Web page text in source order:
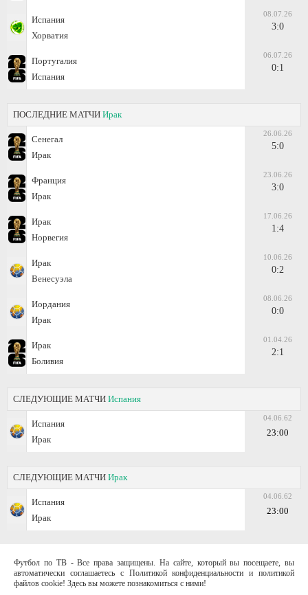
Испания
Хорватия
08.07.26
3:0
Португалия
Испания
06.07.26
0:1
ПОСЛЕДНИЕ МАТЧИ Ирак
Сенегал
Ирак
26.06.26
5:0
Франция
Ирак
23.06.26
3:0
Ирак
Норвегия
17.06.26
1:4
Ирак
Венесуэла
10.06.26
0:2
Иордания
Ирак
08.06.26
0:0
Ирак
Боливия
01.04.26
2:1
СЛЕДУЮЩИЕ МАТЧИ Испания
Испания
Ирак
04.06.62
23:00
СЛЕДУЮЩИЕ МАТЧИ Ирак
Испания
Ирак
04.06.62
23:00
Футбол по ТВ - Все права защищены. На сайте, который вы посещаете, вы
автоматически соглашаетесь с Политикой конфиденциальности и политикой
файлов cookie! Здесь вы можете познакомиться с ними!